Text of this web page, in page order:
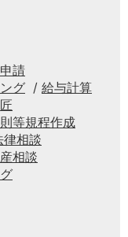
請
グ
給与計算
等規程作成
律相談
相談